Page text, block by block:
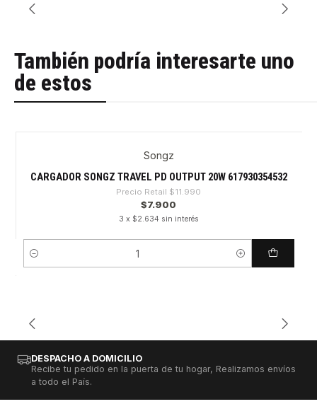
También podría interesarte uno
de estos
Songz
CARGADOR SONGZ TRAVEL PD OUTPUT 20W 617930354532
Precio Retail $11.990
$7.900
3 x $2.634 sin interés
Cantidad
DESPACHO A DOMICILIO
Recibe tu pedido en la puerta de tu hogar, Realizamos envíos
a todo el País.